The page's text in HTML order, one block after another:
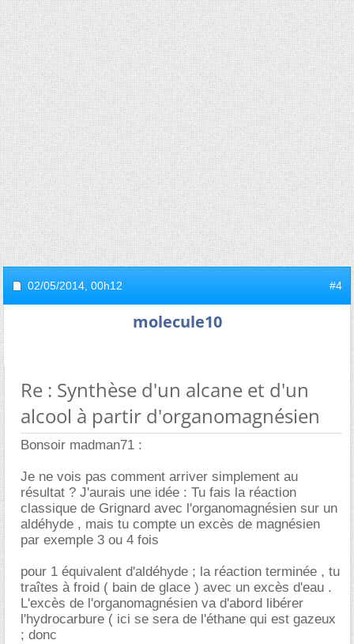
02/05/2014, 00h12 #4
molecule10
Re : Synthèse d'un alcane et d'un
alcool à partir d'organomagnésien
Bonsoir madman71 :
Je ne vois pas comment arriver simplement au
résultat ? J'aurais une idée : Tu fais la réaction
classique de Grignard avec l'organomagnésien sur un
aldéhyde , mais tu compte un excès de magnésien
par exemple 3 ou 4 fois
pour 1 équivalent d'aldéhyde ; la réaction terminée , tu
traîtes à froid ( bain de glace ) avec un excès d'eau .
L'excès de l'organomagnésien va d'abord libérer
l'hydrocarbure ( ici se sera de l'éthane qui est gazeux
; donc